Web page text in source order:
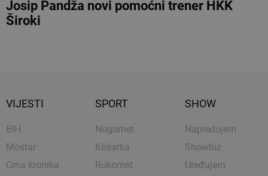
Josip Pandža novi pomoćni trener HKK
Široki
VIJESTI
BIH
Mostar
Crna kronika
SPORT
Nogomet
Košarka
Rukomet
SHOW
Napredujem
Showbiz
Uređujem